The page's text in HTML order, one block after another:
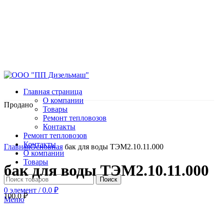
Главная страница
О компании
Товары
Ремонт тепловозов
Контакты
Ремонт тепловозов
Контакты
О компании
Товары
Поиск
0 элемент / 0.0 ₽
Меню
Продано
Нажмите, чтобы увеличить
ГлавнаяОсновная бак для воды ТЭМ2.10.11.000
бак для воды ТЭМ2.10.11.000
100.0₽